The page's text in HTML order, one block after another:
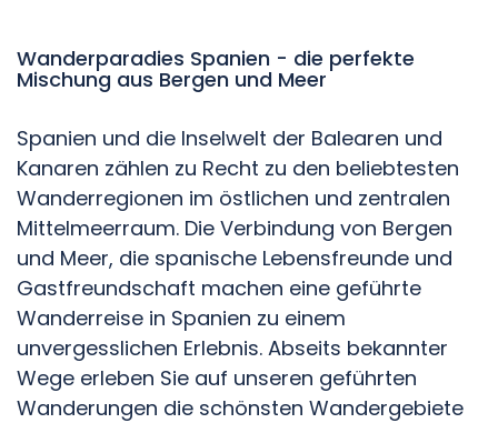
Wanderparadies Spanien - die perfekte
Mischung aus Bergen und Meer
Spanien und die Inselwelt der Balearen und
Kanaren zählen zu Recht zu den beliebtesten
Wanderregionen im östlichen und zentralen
Mittelmeerraum. Die Verbindung von Bergen
und Meer, die spanische Lebensfreunde und
Gastfreundschaft machen eine geführte
Wanderreise in Spanien zu einem
unvergesslichen Erlebnis. Abseits bekannter
Wege erleben Sie auf unseren geführten
Wanderungen die schönsten Wandergebiete